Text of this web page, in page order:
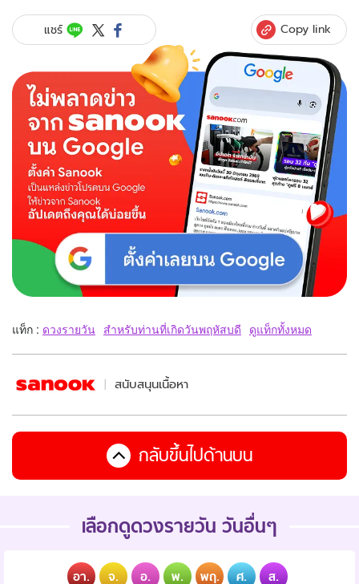
แชร์ Copy link
แท็ก : ดวงรายวัน สำหรับท่านที่เกิดวันพฤหัสบดี ดูแท็กทั้งหมด
สนับสนุนเนื้อหา
กลับขึ้นไปด้านบน
เลือกดูดวงรายวัน วันอื่นๆ
อา. จ. อ. พ. พฤ. ศ. ส.